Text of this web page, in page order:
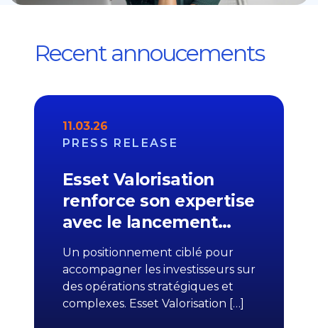
Recent annoucements
11.03.26
PRESS RELEASE
Esset Valorisation
renforce son expertise
avec le lancement…
Un positionnement ciblé pour
accompagner les investisseurs sur
des opérations stratégiques et
complexes. Esset Valorisation […]